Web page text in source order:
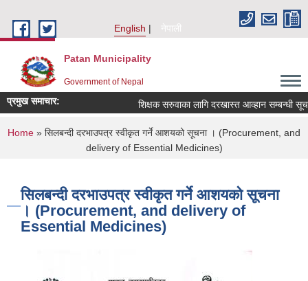
English
नेपाली
Patan Municipality
Government of Nepal
प्रमुख समाचार: शिक्षक सरुवाका लागि दरखास्त आव्हान सम्बन्धी सूचना
You are here
Home » सिलबन्दी दरभाउपत्र स्वीकृत गर्ने आशयको सूचना । (Procurement, and
delivery of Essential Medicines)
सिलबन्दी दरभाउपत्र स्वीकृत गर्ने आशयको सूचना
। (Procurement, and delivery of
Essential Medicines)